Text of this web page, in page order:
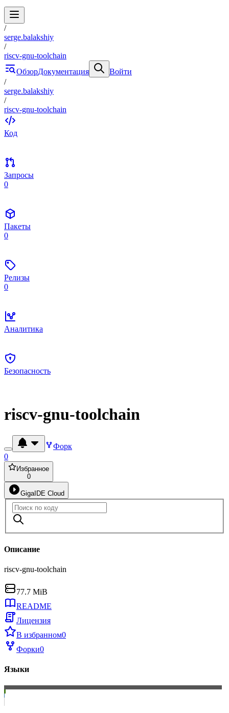
/
serge.balakshiy
/
riscv-gnu-toolchain
ОбзорДокументация
Войти
/
serge.balakshiy
/
riscv-gnu-toolchain
Код
Запросы
0
Пакеты
0
Релизы
0
Аналитика
Безопасность
riscv-gnu-toolchain
Форк
0
Избранное
0
GigaIDE Cloud
Описание
riscv-gnu-toolchain
77.7 MiB
README
Лицензия
В избранном0
Форки0
Языки